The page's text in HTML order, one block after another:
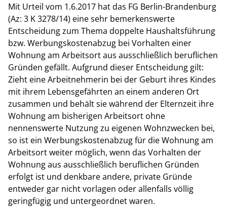
Mit Urteil vom 1.6.2017 hat das FG Berlin-Brandenburg
(Az: 3 K 3278/14) eine sehr bemerkenswerte
Entscheidung zum Thema doppelte Haushaltsführung
bzw. Werbungskostenabzug bei Vorhalten einer
Wohnung am Arbeitsort aus ausschließlich beruflichen
Gründen gefällt. Aufgrund dieser Entscheidung gilt:
Zieht eine Arbeitnehmerin bei der Geburt ihres Kindes
mit ihrem Lebensgefährten an einem anderen Ort
zusammen und behält sie während der Elternzeit ihre
Wohnung am bisherigen Arbeitsort ohne
nennenswerte Nutzung zu eigenen Wohnzwecken bei,
so ist ein Werbungskostenabzug für die Wohnung am
Arbeitsort weiter möglich, wenn das Vorhalten der
Wohnung aus ausschließlich beruflichen Gründen
erfolgt ist und denkbare andere, private Gründe
entweder gar nicht vorlagen oder allenfalls völlig
geringfügig und untergeordnet waren.